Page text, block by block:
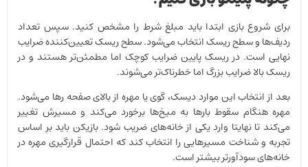
برای شروع بازی ابتدا باید مبلغ شرط را مشخص کنید. سپس تعداد
ردیف‌ها و سطح ریسک انتخاب می‌شود. سطح ریسک تعیین‌کننده ضرایب
نهایی است. در ریسک پایین ضرایب کوچک اما مطمئن‌تر هستند و در
ریسک بالا ضرایب بزرگ اما خطرناک‌تر می‌شوند.
بعد از انتخاب این موارد دیسک، گوی یا مهره از بالای صفحه رها می‌شود.
مهره هنگام سقوط بارها به میخ‌ها برخورد می‌کند و مسیرش تغییر
می‌کند تا نهایتا وارد یکی از خانه‌های ضریب شود. بازیکن باید بر اساس
تجربه و شناخت مسیرهایی را انتخاب کند که احتمال قرارگیری مهره در
خانه‌های سودآورتر بیشتر است.